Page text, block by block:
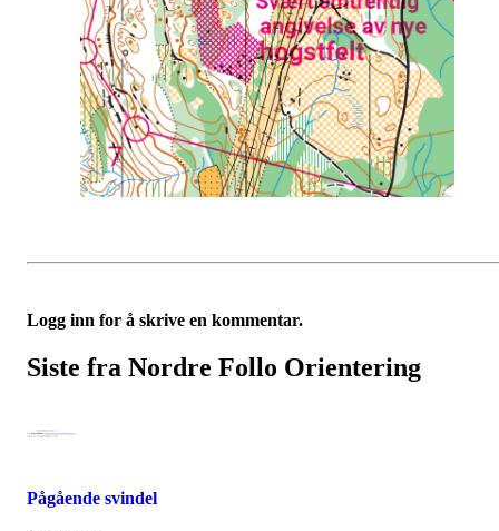
Logg inn for å skrive en kommentar.
Siste fra Nordre Follo Orientering
Pågående svindel